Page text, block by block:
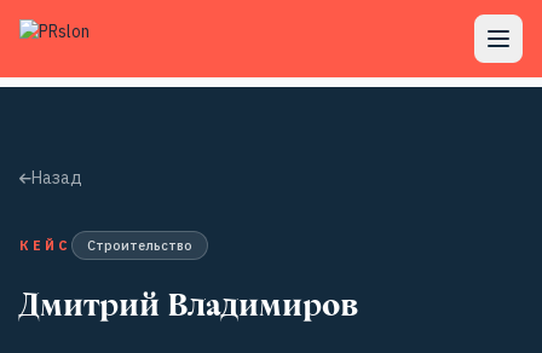
Назад
КЕЙС Строительство
Дмитрий Владимиров